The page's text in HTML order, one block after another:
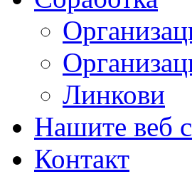
Линкови
Нашите веб
Контакт